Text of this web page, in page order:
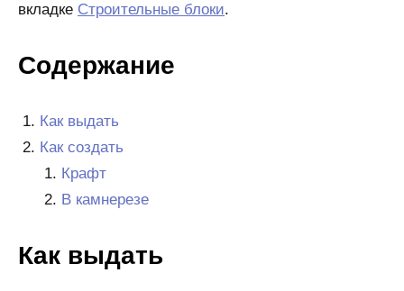
вкладке Строительные блоки.
Содержание
Как выдать
Как создать
Крафт
В камнерезе
Как выдать